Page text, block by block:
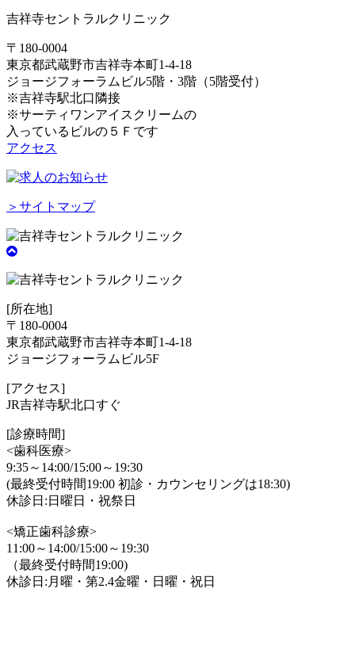
吉祥寺セントラルクリニック
〒180-0004
東京都武蔵野市吉祥寺本町1-4-18
ジョージフォーラムビル5階・3階（5階受付）
※吉祥寺駅北口隣接
※サーティワンアイスクリームの
入っているビルの５Ｆです
アクセス
＞サイトマップ
[所在地]
〒180-0004
東京都武蔵野市吉祥寺本町1-4-18
ジョージフォーラムビル5F
[アクセス]
JR吉祥寺駅北口すぐ
[診療時間]
<歯科医療>
9:35～14:00/15:00～19:30
(最終受付時間19:00 初診・カウンセリングは18:30)
休診日:日曜日・祝祭日
<矯正歯科診療>
11:00～14:00/15:00～19:30
（最終受付時間19:00)
休診日:月曜・第2.4金曜・日曜・祝日